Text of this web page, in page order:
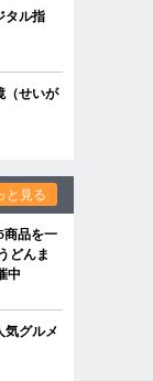
タル指
（せいが
と見る
商品を一
どんま
中
グルメ